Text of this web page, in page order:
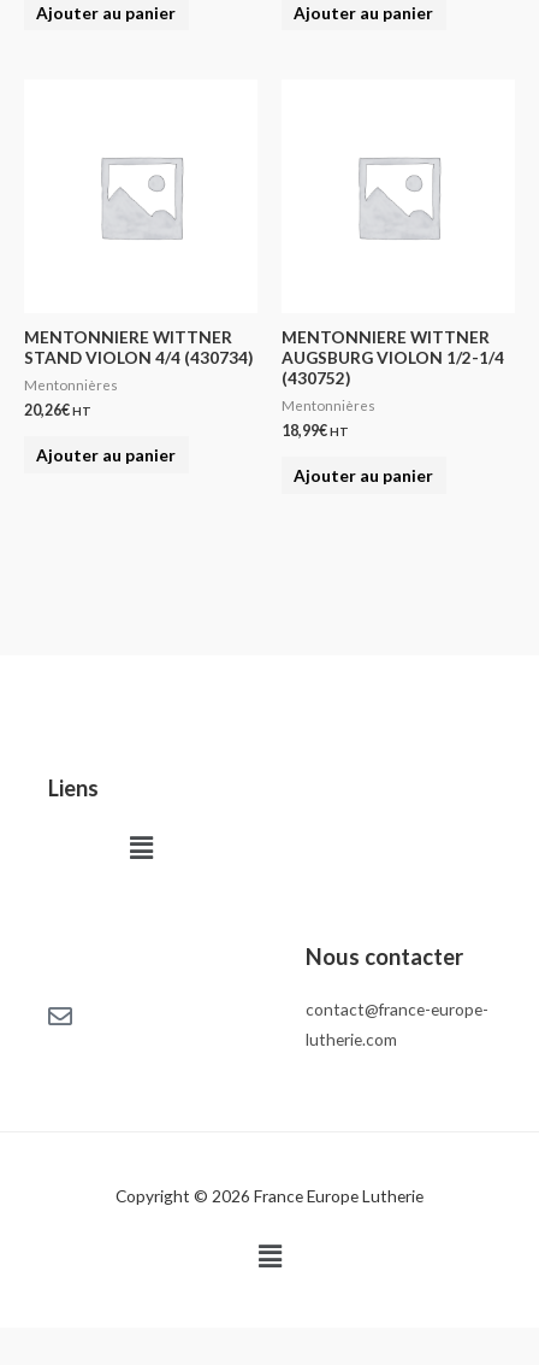
Ajouter au panier Ajouter au panier
MENTONNIERE WITTNER
STAND VIOLON 4/4 (430734)
Mentonnières
20,26€HT
Ajouter au panier
MENTONNIERE WITTNER
AUGSBURG VIOLON 1/2-1/4
(430752)
Mentonnières
18,99€HT
Ajouter au panier
Liens
Menu
Nous contacter
contact@france-europe-
lutherie.com
Copyright © 2026 France Europe Lutherie
Menu